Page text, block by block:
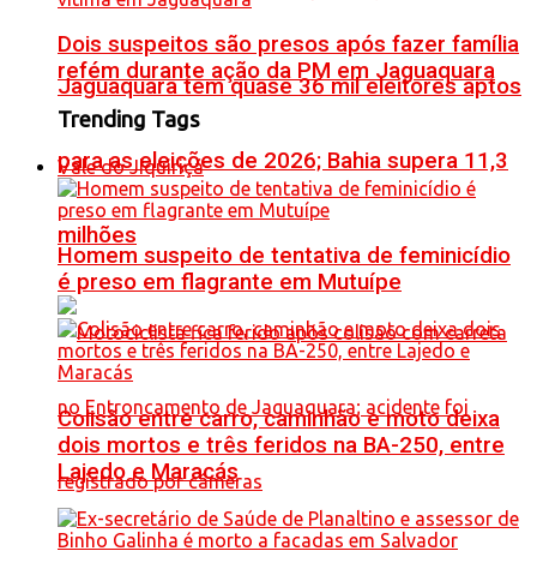
Jaguaquara tem quase 36 mil eleitores aptos
para as eleições de 2026; Bahia supera 11,3
milhões
Dois suspeitos são presos após fazer família
refém durante ação da PM em Jaguaquara
Trending Tags
Vale do Jiquiriçá
Homem suspeito de tentativa de feminicídio
é preso em flagrante em Mutuípe
Colisão entre carro, caminhão e moto deixa
dois mortos e três feridos na BA-250, entre
Lajedo e Maracás